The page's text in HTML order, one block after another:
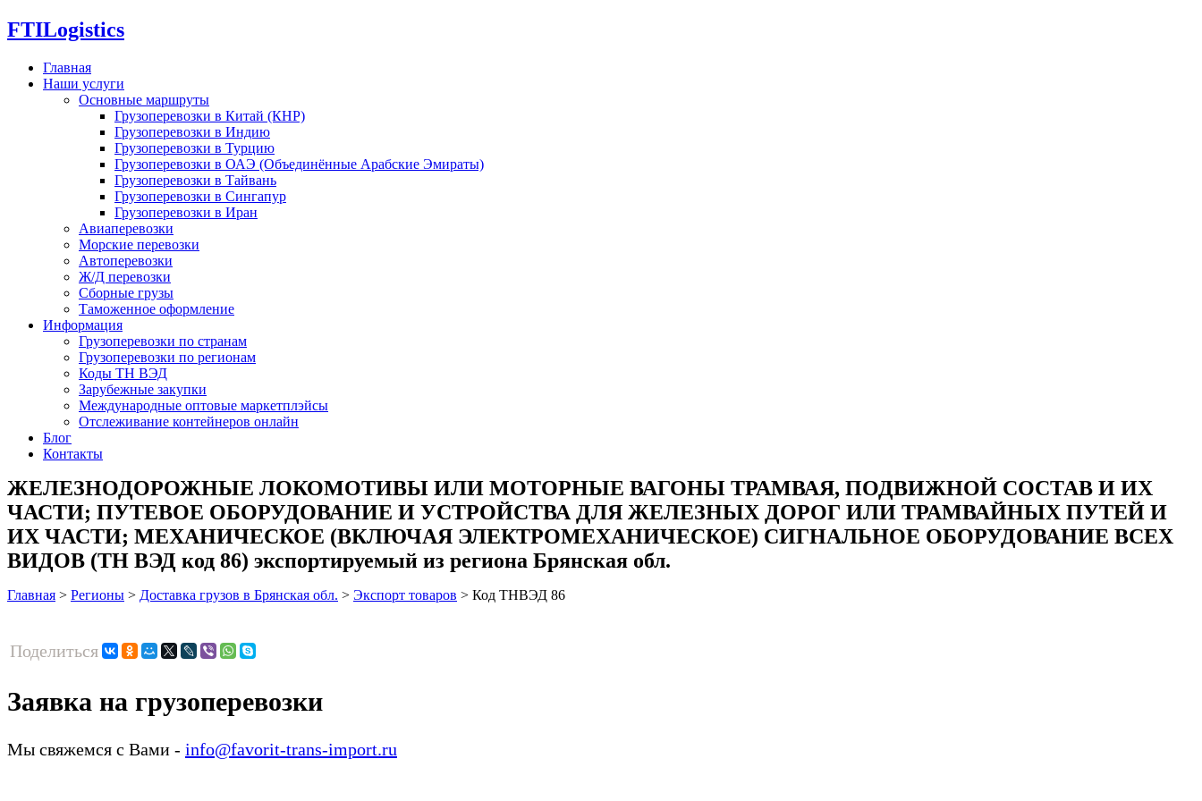
FTILogistics
Главная
Наши услуги
Основные маршруты
Грузоперевозки в Китай (КНР)
Грузоперевозки в Индию
Грузоперевозки в Турцию
Грузоперевозки в ОАЭ (Объединённые Арабские Эмираты)
Грузоперевозки в Тайвань
Грузоперевозки в Сингапур
Грузоперевозки в Иран
Авиаперевозки
Морские перевозки
Автоперевозки
Ж/Д перевозки
Сборные грузы
Таможенное оформление
Информация
Грузоперевозки по странам
Грузоперевозки по регионам
Коды ТН ВЭД
Зарубежные закупки
Международные оптовые маркетплэйсы
Отслеживание контейнеров онлайн
Блог
Контакты
ЖЕЛЕЗНОДОРОЖНЫЕ ЛОКОМОТИВЫ ИЛИ МОТОРНЫЕ ВАГОНЫ ТРАМВАЯ, ПОДВИЖНОЙ СОСТАВ И ИХ
ЧАСТИ; ПУТЕВОЕ ОБОРУДОВАНИЕ И УСТРОЙСТВА ДЛЯ ЖЕЛЕЗНЫХ ДОРОГ ИЛИ ТРАМВАЙНЫХ ПУТЕЙ И
ИХ ЧАСТИ; МЕХАНИЧЕСКОЕ (ВКЛЮЧАЯ ЭЛЕКТРОМЕХАНИЧЕСКОЕ) СИГНАЛЬНОЕ ОБОРУДОВАНИЕ ВСЕХ
ВИДОВ (ТН ВЭД код 86) экспортируемый из региона Брянская обл.
Главная > Регионы > Доставка грузов в Брянская обл. > Экспорт товаров > Код ТНВЭД 86
Поделиться
Заявка на грузоперевозки
Мы свяжемся с Вами - info@favorit-trans-import.ru